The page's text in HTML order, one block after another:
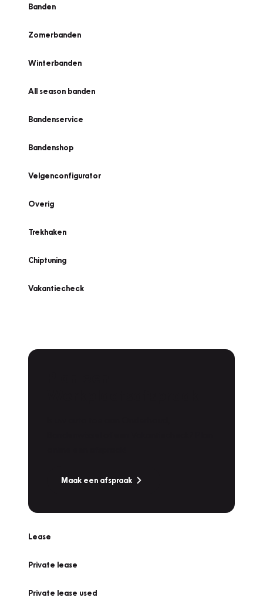
Banden
Zomerbanden
Winterbanden
All season banden
Bandenservice
Bandenshop
Velgenconfigurator
Overig
Trekhaken
Chiptuning
Vakantiecheck
Maak een afspraak
Lease
Private lease
Private lease used